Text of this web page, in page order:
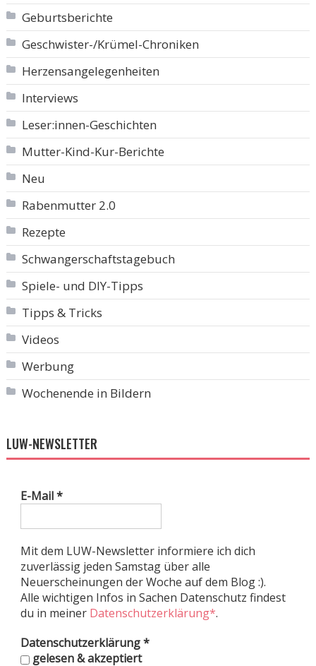
Geburtsberichte
Geschwister-/Krümel-Chroniken
Herzensangelegenheiten
Interviews
Leser:innen-Geschichten
Mutter-Kind-Kur-Berichte
Neu
Rabenmutter 2.0
Rezepte
Schwangerschaftstagebuch
Spiele- und DIY-Tipps
Tipps & Tricks
Videos
Werbung
Wochenende in Bildern
LUW-NEWSLETTER
E-Mail*
Mit dem LUW-Newsletter informiere ich dich
zuverlässig jeden Samstag über alle
Neuerscheinungen der Woche auf dem Blog :).
Alle wichtigen Infos in Sachen Datenschutz findest
du in meiner Datenschutzerklärung*.
Datenschutzerklärung*
gelesen & akzeptiert